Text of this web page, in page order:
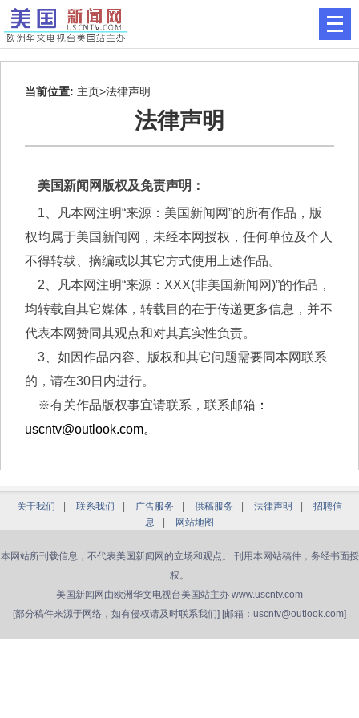
当前位置: 主页>法律声明
法律声明
美国新闻网版权及免责声明：
1、凡本网注明“来源：美国新闻网”的所有作品，版
权均属于美国新闻网，未经本网授权，任何单位及个人
不得转载、摘编或以其它方式使用上述作品。
2、凡本网注明“来源：XXX(非美国新闻网)”的作品，
均转载自其它媒体，转载目的在于传递更多信息，并不
代表本网赞同其观点和对其真实性负责。
3、如因作品内容、版权和其它问题需要同本网联系
的，请在30日内进行。
※有关作品版权事宜请联系， 联系邮箱 ：
uscntv@outlook.com。
关于我们 联系我们 广告服务 供稿服务 法律声明
招聘信
息
网站地图
本网站所刊载信息，不代表美国新闻网的立场和观点。 刊用本网站稿件，务经书面授
权。
美国新闻网由欧洲华文电视台美国站主办 www.uscntv.com
[部分稿件来源于网络，如有侵权请及时联系我们] [邮箱：uscntv@outlook.com]